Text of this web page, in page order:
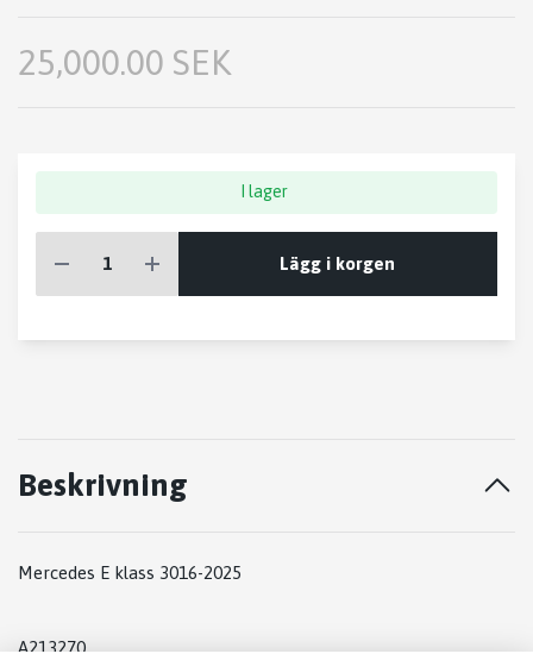
25,000.00 SEK
I lager
Lägg i korgen
Beskrivning
Mercedes E klass 3016-2025
A213270